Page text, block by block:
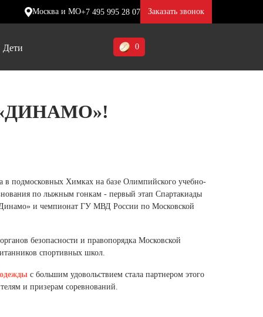
Москва и МО+7 495 995 28 07 Заказать звонок
Дети 0
Хакасия (1)
Ханты-Мансийский автономный
Челябинская область (2)
в подмосковных Химках на базе Олимпийского учебно-
по лыжным гонкам - первый этап Спартакиады
и чемпионат ГУ МВД России по Московской
безопасности и правопорядка Московской
спортивных школ.
с большим удовольствием стала партнером этого
и призерам соревнований.